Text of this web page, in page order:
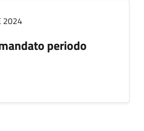
2024
periodo